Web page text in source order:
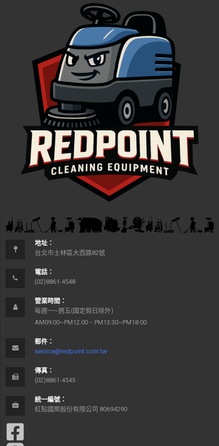
地址：
台北市士林區大西路82號
電話：
(02)8861-4548
營業時間：
每週一~週五(國定假日除外)
AM09:00~PM12:00、PM13:30~PM18:00
郵件：
service@redpoint.com.tw
傳真：
(02)8861-4545
統一編號：
紅點國際股份有限公司 80694290